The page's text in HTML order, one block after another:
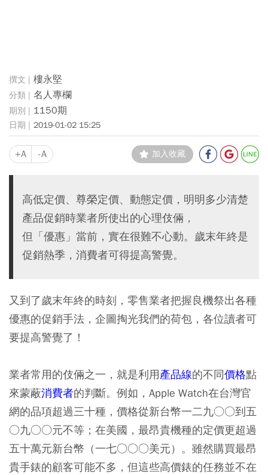
樓永堅
名人專欄
1150期
2019-01-02 15:25
+A -A 加入收藏
高低定價、尊榮定價、動態定價，明明多少清楚
產品促銷時業者所使出的心理伎倆，
但「優惠」當前，實在很難不心動。歲末年終是
促銷熱季，消費者可得提高警覺。
又到了歲末年終的時刻，零售業者把握良機祭出各種
優惠的促銷手法，企圖掏光我們的荷包，各位讀者可
要提高警覺了！
業者常用的伎倆之一，就是利用產品線的不同價格點
來蒙蔽消費者的判斷。例如，Apple Watch在台灣官
網的品項超過三十種，價格從新台幣一二九○○到五
○九○○元不等；在美國，最昂貴機種的定價更超過
五十萬元新台幣（一七○○○美元）。雖然購買最昂
貴手錶的顧客可能不多，但這些高價錶的任務並不在